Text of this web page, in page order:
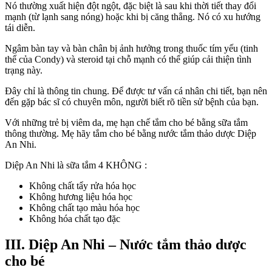
Nó thường xuất hiện đột ngột, đặc biệt là sau khi thời tiết thay đổi
mạnh (từ lạnh sang nóng) hoặc khi bị căng thẳng. Nó có xu hướng
tái diễn.
Ngâm bàn tay và bàn chân bị ảnh hưởng trong thuốc tím yếu (tinh
thể của Condy) và steroid tại chỗ mạnh có thể giúp cải thiện tình
trạng này.
Đây chỉ là thông tin chung. Để được tư vấn cá nhân chi tiết, bạn nên
đến gặp bác sĩ có chuyên môn, người biết rõ tiền sử bệnh của bạn.
Với những trẻ bị viêm da, mẹ hạn chế tắm cho bé bằng sữa tắm
thông thường. Mẹ hãy tắm cho bé bằng nước tắm thảo dược Diệp
An Nhi.
Diệp An Nhi là sữa tắm 4 KHÔNG :
Không chất tẩy rửa hóa học
Không hương liệu hóa học
Không chất tạo màu hóa học
Không hóa chất tạo đặc
III. Diệp An Nhi – Nước tắm thảo dược
cho bé